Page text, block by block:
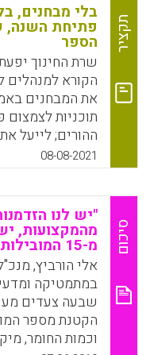
תקציר
בלי מבחנים,
פתיחת השנה,
הספר
שרת החינוך
הקורא למנהלים
את המבחנים
תוכניות
ההורים; לייעל
המורים. כמו כן,
הלימודים כמו
רעיונות גדולים
למידה רב
08-08-2021
סיכום
"יש לנו
מהמקצועות,
מ-15 המובילות בעולם"
אלי הורביץ,
במתמטיקה
שבעה צעדים
הקטנת מספר
וכמות החומר,